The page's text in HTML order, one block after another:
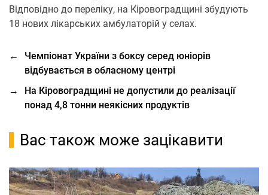
Відповідно до переліку, на Кіровоградщині збудують
18 нових лікарських амбулаторій у селах.
←
Чемпіонат України з боксу серед юніорів
відбувається в обласному центрі
→
На Кіровоградщині не допустили до реалізації
понад 4,8 тонни неякісних продуктів
Вас також може зацікавити